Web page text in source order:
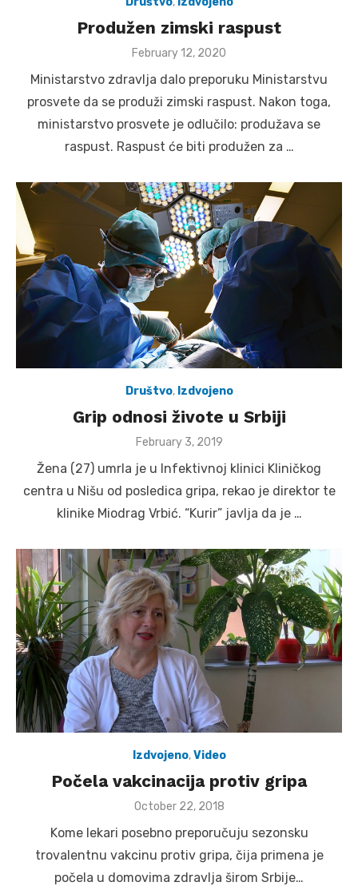
Produžen zimski raspust
Posted
February 12, 2020
Ministarstvo zdravlja dalo preporuku Ministarstvu
prosvete da se produži zimski raspust. Nakon toga,
ministarstvo prosvete je odlučilo: produžava se
raspust. Raspust će biti produžen za …
Društvo, Izdvojeno
Grip odnosi živote u Srbiji
Posted
February 3, 2019
Žena (27) umrla je u Infektivnoj klinici Kliničkog
centra u Nišu od posledica gripa, rekao je direktor te
klinike Miodrag Vrbić. “Kurir” javlja da je …
Izdvojeno,Video
Počela vakcinacija protiv gripa
Posted
October 22, 2018
Kome lekari posebno preporučuju sezonsku
trovalentnu vakcinu protiv gripa, čija primena je
počela u domovima zdravlja širom Srbije…